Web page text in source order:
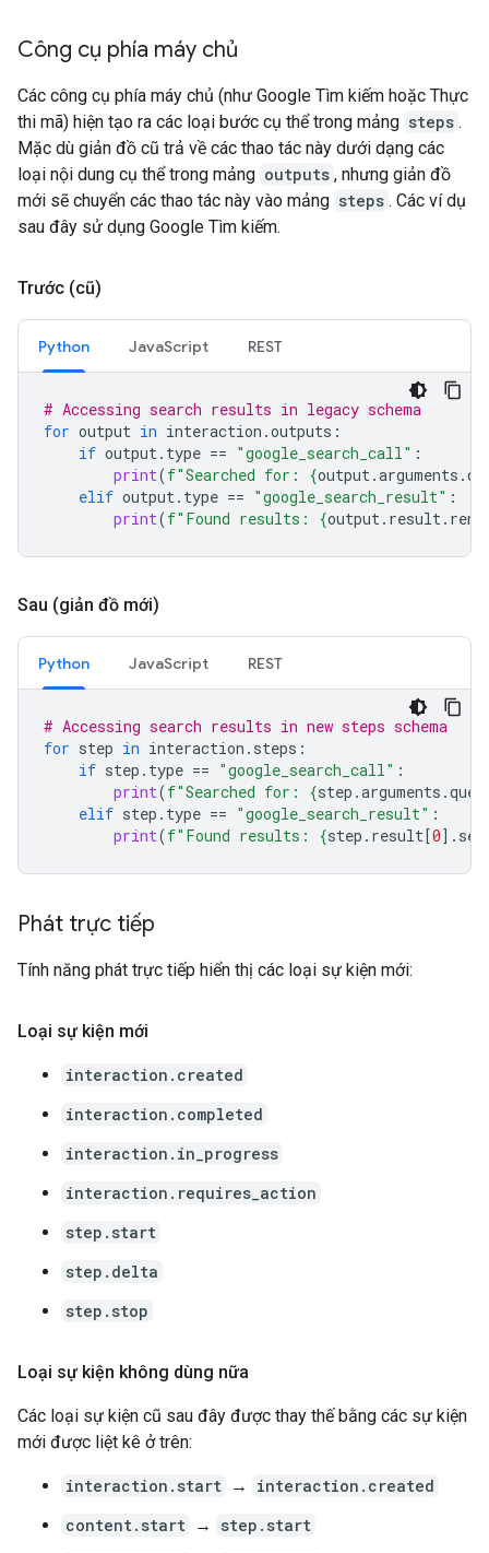
Công cụ phía máy chủ
Các công cụ phía máy chủ (như Google Tìm kiếm hoặc Thực
thi mã) hiện tạo ra các loại bước cụ thể trong mảng steps .
Mặc dù giản đồ cũ trả về các thao tác này dưới dạng các
loại nội dung cụ thể trong mảng outputs , nhưng giản đồ
mới sẽ chuyển các thao tác này vào mảng steps . Các ví dụ
sau đây sử dụng Google Tìm kiếm.
Trước (cũ)
Python JavaScript REST
# Accessing search results in legacy schema
for output in interaction .outputs :
if output. type == "google_search_call" :
print(f"Searched for: {output.arguments .
elif output. type == "google_search_result" :
print(f"Found results: {output. result.
Sau (giản đồ mới)
Python JavaScript REST
# Accessing search results in new steps schema
for step in interaction . steps :
if step . type == "google_search_call" :
print(f"Searched for: {step .arguments .
elif step . type == "google_search_result" :
print(f"Found results: {step . result[0] .
Phát trực tiếp
Tính năng phát trực tiếp hiển thị các loại sự kiện mới:
Loại sự kiện mới
interaction.created
interaction.completed
interaction.in_progress
interaction.requires_action
step.start
step.delta
step.stop
Loại sự kiện không dùng nữa
Các loại sự kiện cũ sau đây được thay thế bằng các sự kiện
mới được liệt kê ở trên:
interaction.start →
interaction.created
content.start →
step.start